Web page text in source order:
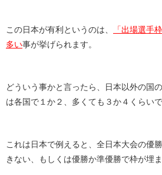
この日本が有利というのは、
「出場選手
多い事が挙げられます。
どういう事かと言ったら、日本以外の国
は各国で１か２、多くても３か４くらい
これは日本で例えると、全日本大会の優
きない、もしくは優勝か準優勝で枠が埋